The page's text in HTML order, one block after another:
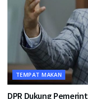
TEMPAT MAKAN
DPR Dukung